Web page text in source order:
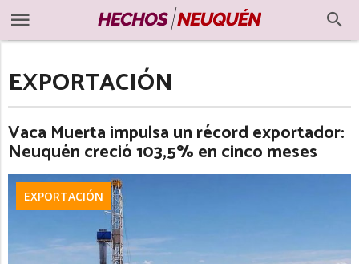
EXPORTACIÓN
Vaca Muerta impulsa un récord exportador:
Neuquén creció 103,5% en cinco meses
EXPORTACIÓN